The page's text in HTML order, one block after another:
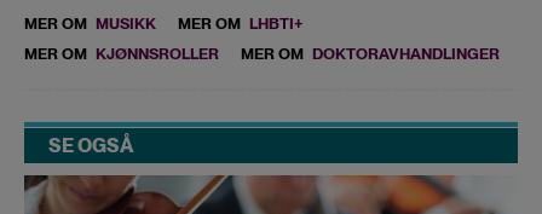
MER OM MUSIKK MER OM LHBTI+
MER OM KJØNNSROLLER MER OM DOKTORAVHANDLINGER
SE OGSÅ